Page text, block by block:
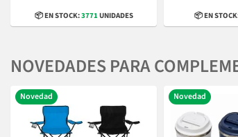
📦 EN STOCK:3771UNIDADES 📦 EN
NOVEDADES PARA
Novedad Novedad